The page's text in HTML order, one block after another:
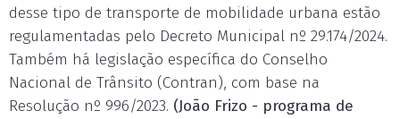
desse tipo de transporte de mobilidade urbana estão
regulamentadas pelo Decreto Municipal nº 29.174/2024.
Também há legislação específica do Conselho
Nacional de Trânsito (Contran), com base na
Resolução nº 996/2023. (João Frizo - programa de